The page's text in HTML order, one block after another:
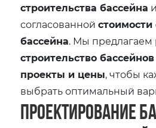
строительства бассейна
согласованнойстоимости
бассейна. Мы предлагаем
строительство
проекты и цены, чтобы
выбрать оптимальный
Проектирование